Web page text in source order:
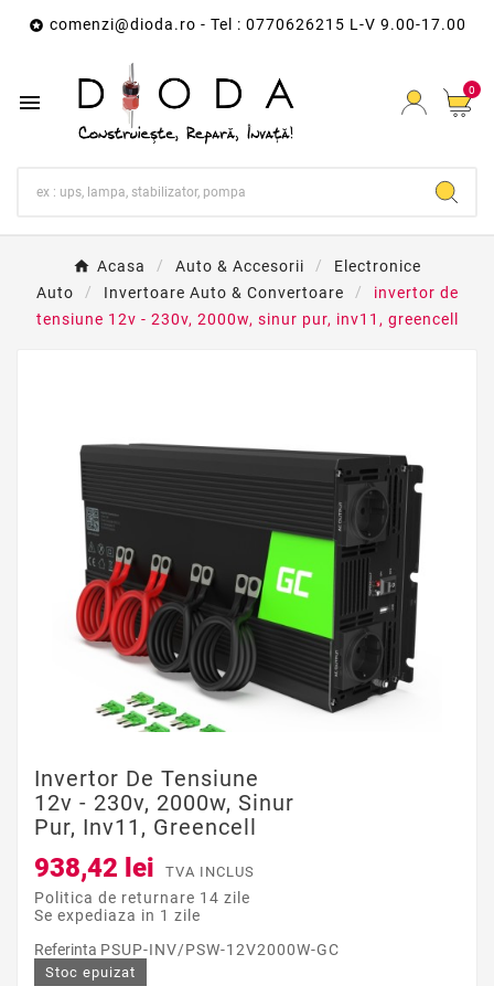
 comenzi@dioda.ro - Tel : 0770626215 L-V 9.00-17.00
 0
Acasa Auto & Accesorii
Electronice
Auto
Invertoare Auto & Convertoare
invertor de
tensiune 12v - 230v, 2000w, sinur pur, inv11, greencell
Invertor De Tensiune
12v - 230v, 2000w, Sinur
Pur, Inv11, Greencell
938,42 lei TVA INCLUS
Politica de returnare 14 zile
Se expediaza in 1 zile
Referinta PSUP-INV/PSW-12V2000W-GC
Stoc epuizat